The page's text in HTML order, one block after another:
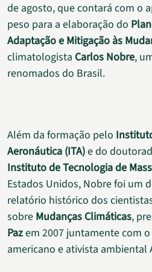
de agosto, que contará com o
peso para a elaboração do
Adaptação e Mitigação às
climatologista Carlos Nobre,
renomados do Brasil.
Além da formação pelo
Aeronáutica (ITA)e do
Instituto de Tecnologia de
Estados Unidos, Nobre foi um
relatório histórico dos
sobre Mudanças Climáticas,
Pazem 2007 juntamente com
americano e ativista ambiental